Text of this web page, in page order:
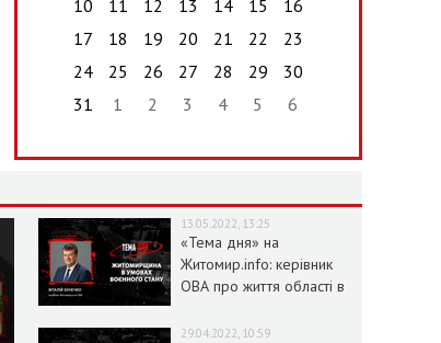
10
11 12 13 14 15
16
17
18 19 20 21 22
23
24
25 26 27 28 29
30
31
1 2 3 4 5 6
13.05.2022, 13:25
«Тема дня» на
Житомир.info: керівник
ОВА про життя області в
29.04.2022, 10:59